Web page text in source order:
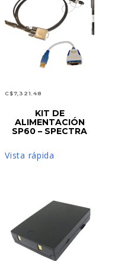
C$7,321.48
AÑADIR AL CARRITO
KIT DE
ALIMENTACIÓN
SP60 – SPECTRA
Vista rápida